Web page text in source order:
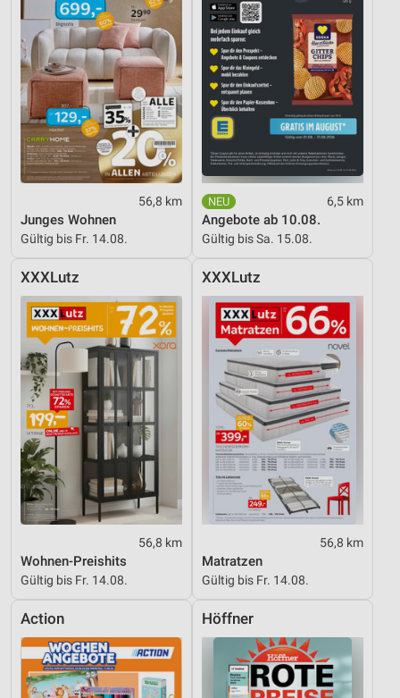
56,8 km
Junges Wohnen
Gültig bis Fr. 14.08.
6,5 km
Angebote ab 10.08.
Gültig bis Sa. 15.08.
XXXLutz
56,8 km
Wohnen-Preishits
Gültig bis Fr. 14.08.
XXXLutz
56,8 km
Matratzen
Gültig bis Fr. 14.08.
Action Höffner